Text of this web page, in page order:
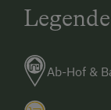
Legende
Ab-Hof &